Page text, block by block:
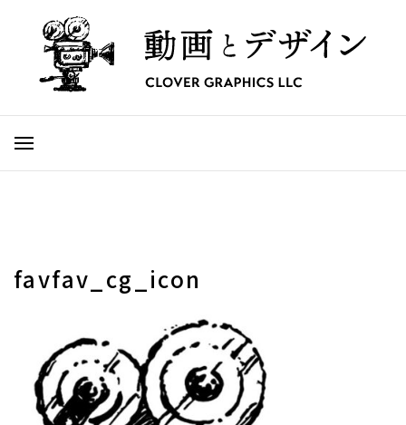
favfav_cg_icon